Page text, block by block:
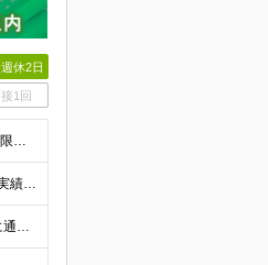
休2日
1回
【施工管理・土木工事等の経験者を高く評価します！】 ■高卒以上／普通自動車運転免許（AT限定可）をお持ちの方 ＜以下、いずれかに該当する方歓迎＞ ◎土木系学科を卒業された方 ◎1・2級土木／造園
＼毎月手元に残るお金が増える／ ★賞与実績4.25ヶ月分（年間120万円～140万円以上の支給実績あり） ★家賃・駐車場代の最大8割を会社が負担！家計の支出を大幅にカット ★残業代は1分単位（合計1時
＼関東・長野県内のみ！遠方への転勤はありません／ ★全事業所がIC近く！マイカーで快適に通勤可能です ★引越し費用や単身赴任時の家賃・家具家電の賃料も全額負担します ◎京浜事業所 神奈川県横浜市都筑